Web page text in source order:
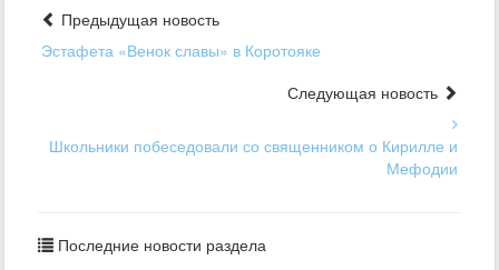
Предыдущая новость
Эстафета «Венок славы» в Коротояке
Следующая новость
Школьники побеседовали со священником о Кирилле и
Мефодии
Последние новости раздела